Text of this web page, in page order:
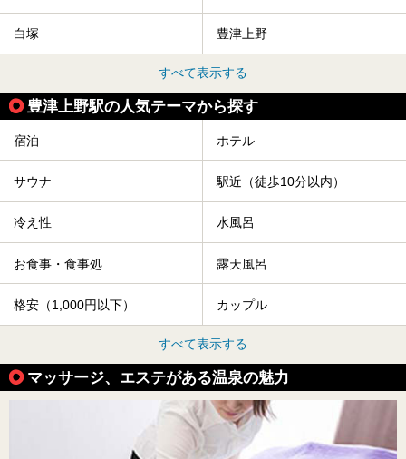
白塚 豊津上野
すべて表示する
豊津上野駅の人気テーマから探す
宿泊 ホテル
サウナ 駅近（徒歩10分以内）
冷え性 水風呂
お食事・食事処 露天風呂
格安（1,000円以下） カップル
すべて表示する
マッサージ、エステがある温泉の魅力